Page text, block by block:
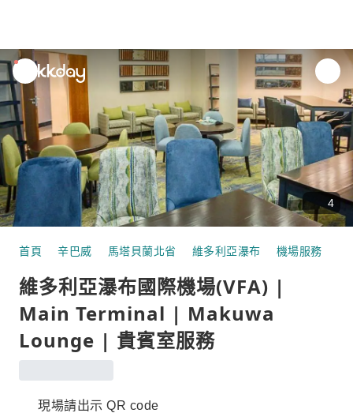
unread
notifications
4
首頁 辛巴威 馬塔貝蘭北省 維多利亞瀑布 機場服務
維多利亞瀑布國際機場(VFA) |
Main Terminal | Makuwa
Lounge | 貴賓室服務
現場請出示 QR code